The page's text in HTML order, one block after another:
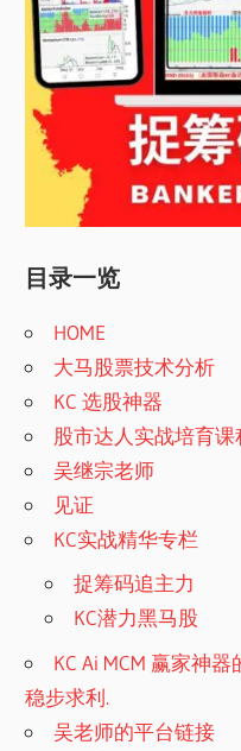
目录一览
HOME
大马股票技术分析
KC 选股神器
股市达人实战培育课
吴继宗老师
见证
KC实战精华专栏
捉筹码追主力
KC潜力黑马股
KC Ai MCM 赢家神
稳步求利.
吴老师的平台链接